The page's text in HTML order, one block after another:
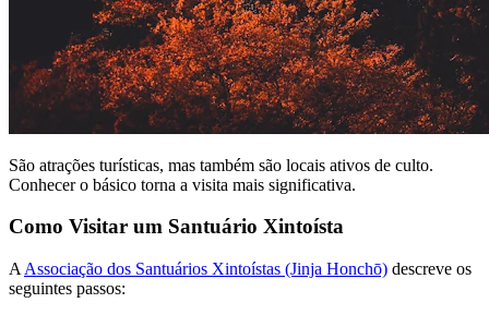
São atrações turísticas, mas também são locais ativos de culto.
Conhecer o básico torna a visita mais significativa.
Como Visitar um Santuário Xintoísta
A Associação dos Santuários Xintoístas (Jinja Honchō) descreve os
seguintes passos: